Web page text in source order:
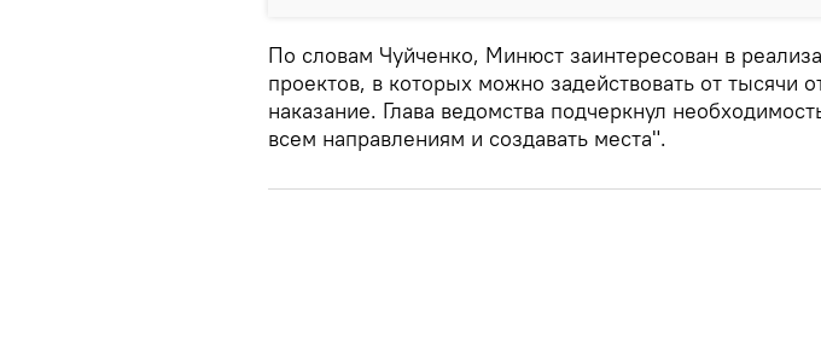
По словам Чуйченко, Минюст заинтересован в
проектов, в которых можно задействовать от тысячи
наказание. Глава ведомства подчеркнул
всем направлениям и создавать места".